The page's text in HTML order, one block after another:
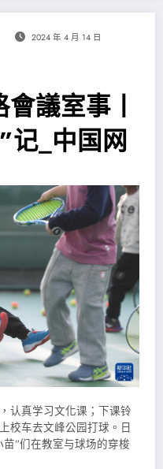
2024 年 4 月 14 日
議室事丨
记_中国网
认真学习文化课；下课铃
校车去文峰公园打球。日
”们在教室与球场的穿梭